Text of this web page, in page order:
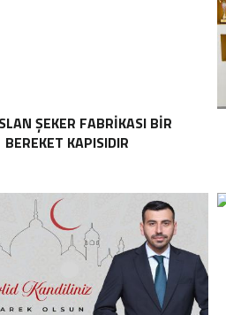
ŞEKER FABRİKASI BİR
BEREKET KAPISIDIR